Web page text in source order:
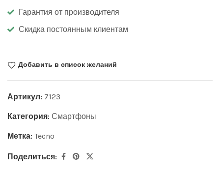
Гарантия от производителя
Скидка постоянным клиентам
Добавить в список желаний
Артикул: 7123
Категория: Смартфоны
Метка: Tecno
Поделиться: